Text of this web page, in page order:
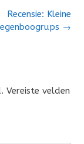
Recensie: Kleine
→
Vereiste velden